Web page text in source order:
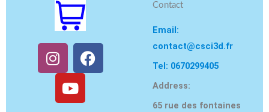
I
n
s
F
a
Y
u
T
Contact
Email:
contact@csci3d.fr
Tel: 0670299405
Address:
65 rue des fontaines